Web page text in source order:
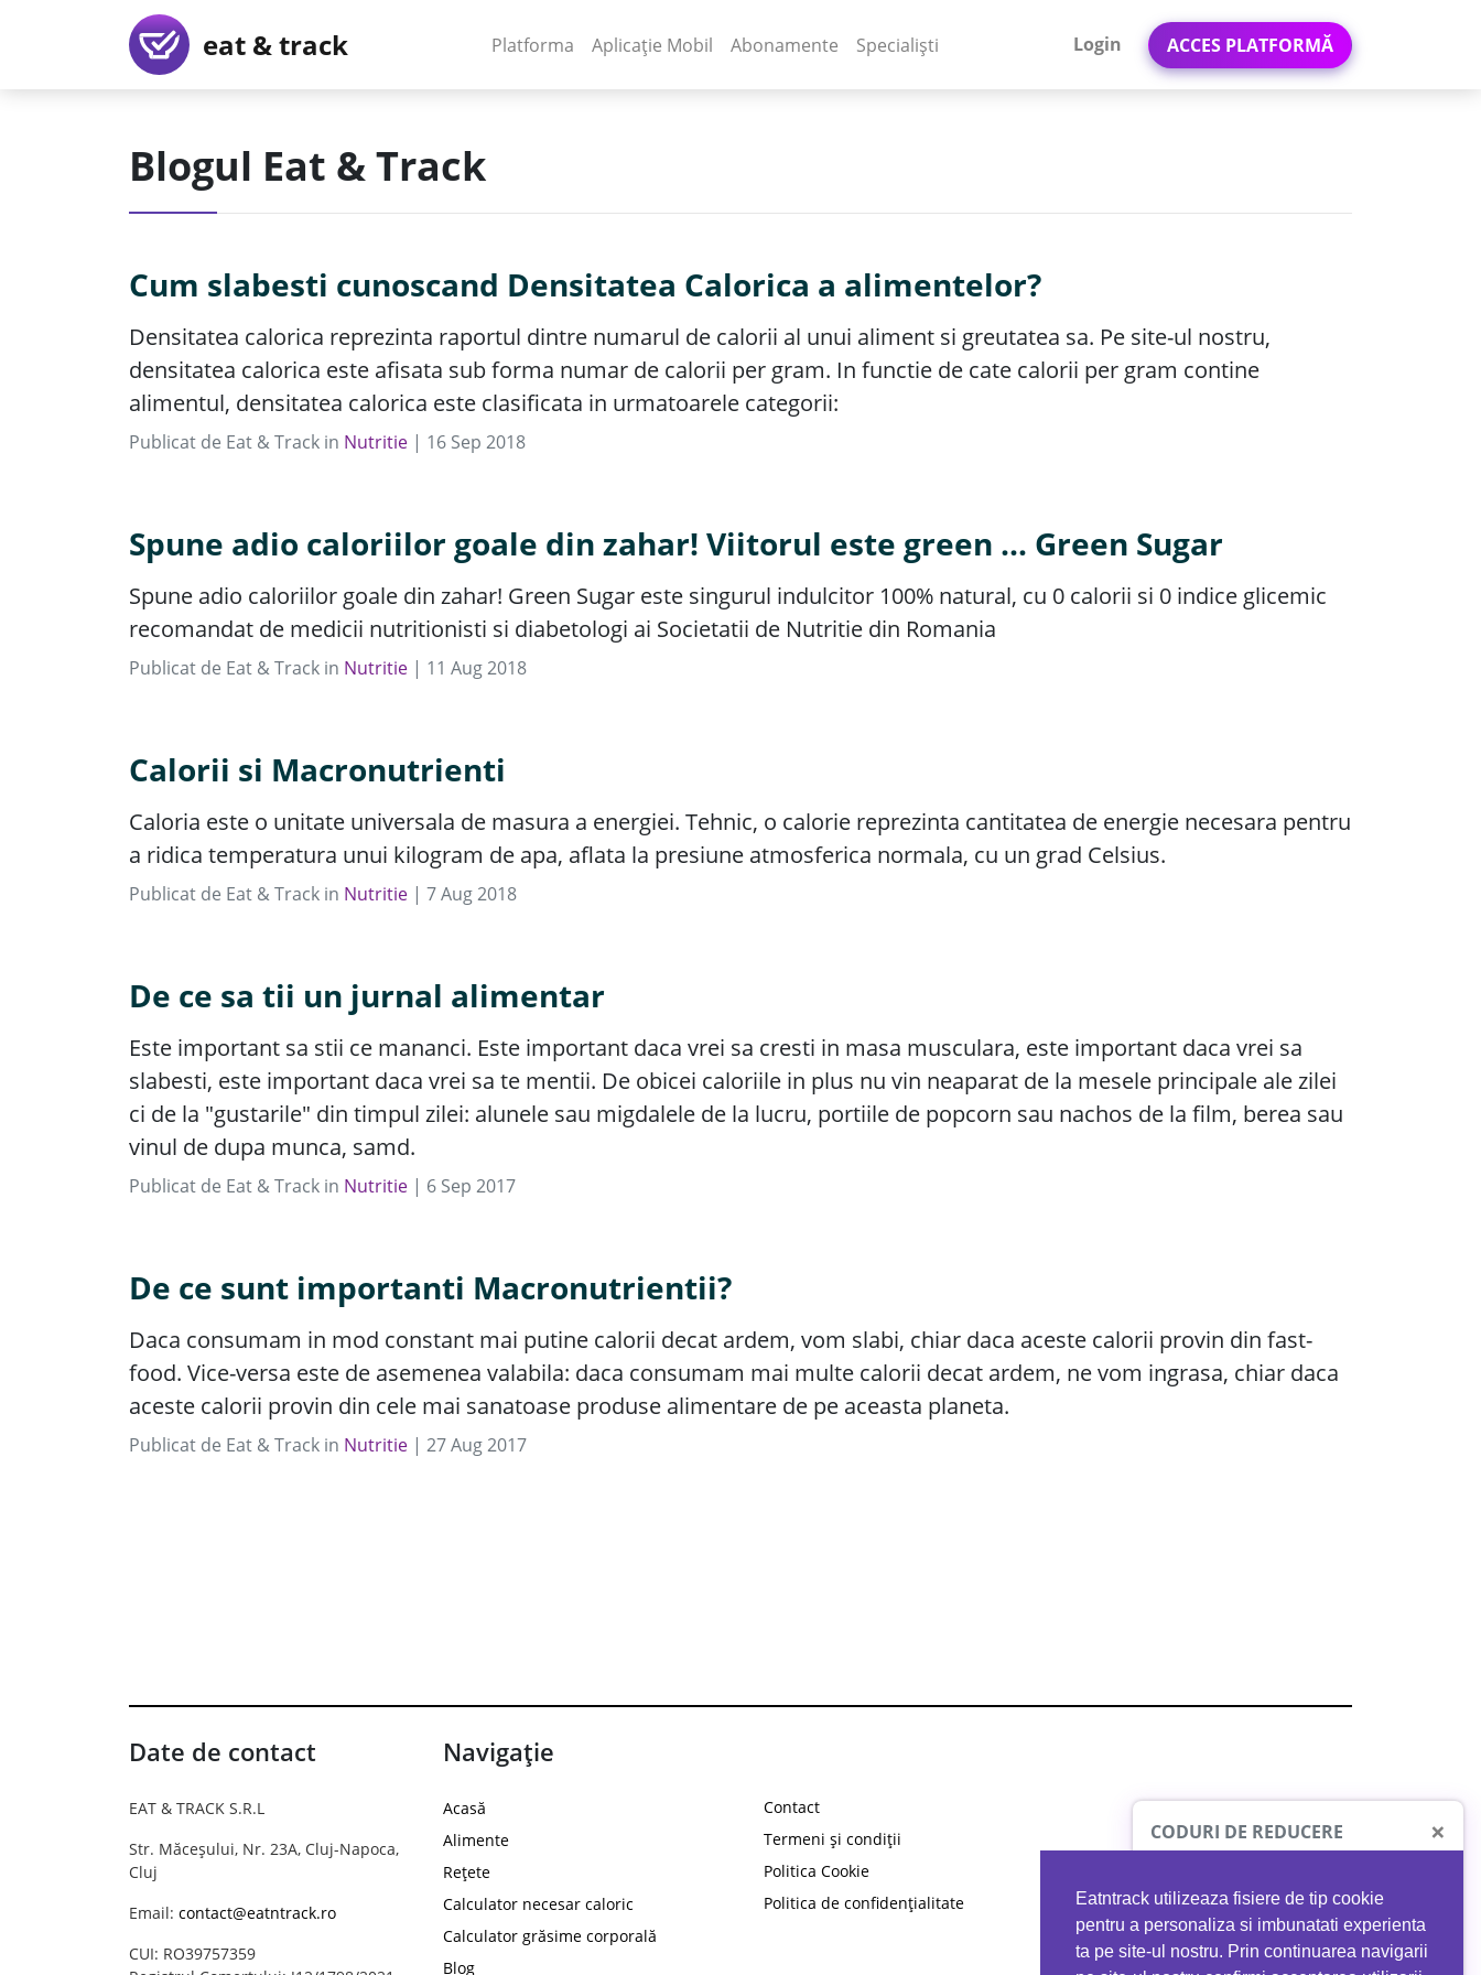
Eatntrack utilizeaza fisiere de tip cookie
pentru a personaliza si imbunatati experienta
ta pe site-ul nostru. Prin continuarea navigarii
eat & track Platforma (current)
Aplicație Mobil (current)
Abonamente Specialiști Login ACCES PLATFORMĂ
Blogul Eat & Track
Cum slabesti cunoscand Densitatea Calorica a alimentelor?
Densitatea calorica reprezinta raportul dintre numarul de calorii al unui aliment si greutatea sa. Pe site-ul nostru,
densitatea calorica este afisata sub forma numar de calorii per gram. In functie de cate calorii per gram contine
alimentul, densitatea calorica este clasificata in urmatoarele categorii:
Publicat de Eat & Track in Nutritie | 16 Sep 2018
Spune adio caloriilor goale din zahar! Viitorul este green ... Green Sugar
Spune adio caloriilor goale din zahar! Green Sugar este singurul indulcitor 100% natural, cu 0 calorii si 0 indice glicemic
recomandat de medicii nutritionisti si diabetologi ai Societatii de Nutritie din Romania
Publicat de Eat & Track in Nutritie | 11 Aug2018
Calorii si Macronutrienti
Caloria este o unitate universala de masura a energiei. Tehnic, o calorie reprezinta cantitatea de energie necesara pentru
a ridica temperatura unui kilogram de apa, aflata la presiune atmosferica normala, cu un grad Celsius.
Publicat de Eat & Track in Nutritie | 7Aug2018
De ce sa tii un jurnal alimentar
Este important sa stii ce mananci. Este important daca vrei sa cresti in masa musculara, este important daca vrei sa
slabesti, este important daca vrei sa te mentii. De obicei caloriile in plus nu vin neaparat de la mesele principale ale zilei
ci de la "gustarile" din timpul zilei: alunele sau migdalele de la lucru, portiile de popcorn sau nachos de la film, berea sau
vinul de dupa munca, samd.
Publicat de Eat & Track in Nutritie | 6 Sep 2017
De ce sunt importanti Macronutrientii?
Daca consumam in mod constant mai putine calorii decat ardem, vom slabi, chiar daca aceste calorii provin din fast-
food. Vice-versa este de asemenea valabila: daca consumam mai multe calorii decat ardem, ne vom ingrasa, chiar daca
aceste calorii provin din cele mai sanatoase produse alimentare de pe aceasta planeta.
Publicat de Eat & Track in Nutritie | 27Aug2017
Date de contact
EAT & TRACK S.R.L
Str. Măceșului, Nr. 23A, Cluj-Napoca,
Cluj
Email: contact@eatntrack.ro
CUI: RO39757359
Navigație
Acasă
Alimente
Rețete
Calculator necesar caloric
Calculator grăsime corporală
Blog
Contact
Termeni și condiții
Politica Cookie
Politica de confidențialitate
CODURI DE REDUCERE ×
PROTO41 MYPROTEIN